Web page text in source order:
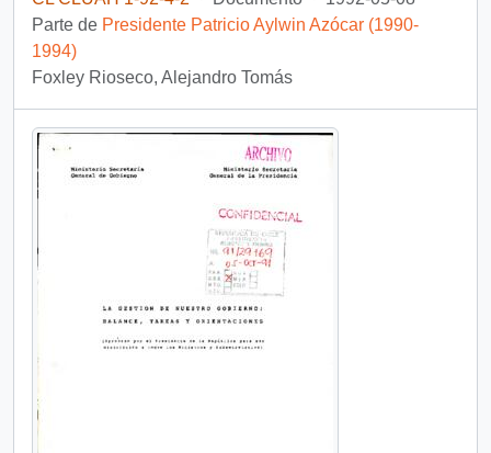
Parte de Presidente Patricio Aylwin Azócar (1990-
1994)
Foxley Rioseco, Alejandro Tomás